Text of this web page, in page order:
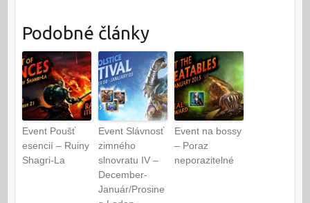
Podobné články
Event Poušť
esencií – Ruiny
Shagri-La
Event Slávnosť
zimného
slnovratu IV –
December-
Január/Prosine
Event na bossy
– Poraz
neporazitelné